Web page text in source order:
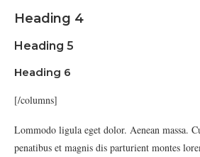
Heading 4
Heading 5
Heading 6
[/columns]
Lommodo ligula eget dolor. Aenean massa.
penatibus et magnis dis parturient montes